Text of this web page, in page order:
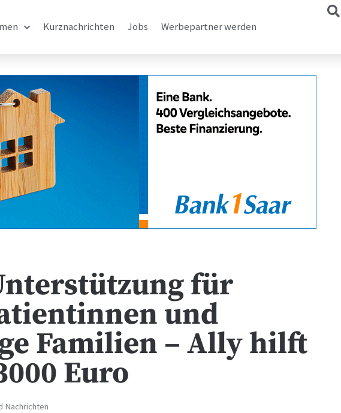
Kurznachrichten Jobs Werbepartner werden
für
und
Familien – Ally hilft
Euro
Nachrichten